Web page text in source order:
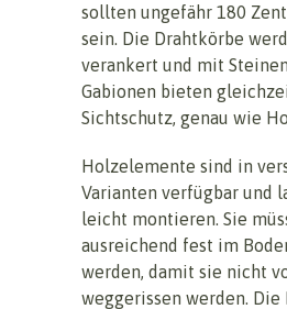
sollten ungefähr 180
sein. Die Drahtkörbe
verankert und mit
Gabionen bieten
Sichtschutz, genau wie
Holzelemente sind in
Varianten verfügbar und
leicht montieren. Sie
ausreichend fest im
werden, damit sie nicht
weggerissen werden.